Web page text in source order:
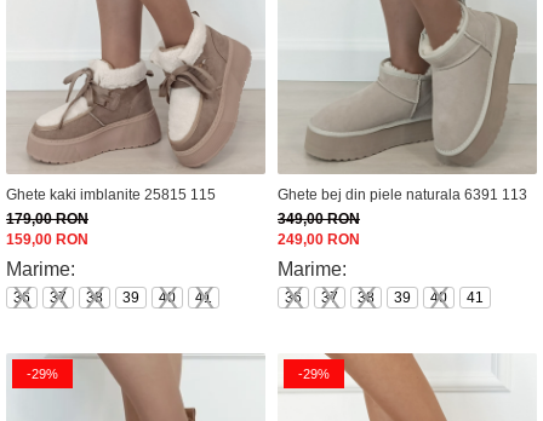
Ghete kaki imblanite 25815 115
179,00 RON
159,00 RON
Marime:
36 37 38 39 40 41
Ghete bej din piele naturala 6391 113
349,00 RON
249,00 RON
Marime:
36 37 38 39 40 41
-29% -29%